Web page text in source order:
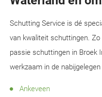
Schutting Service is dé
van kwaliteit schuttingen.
passie schuttingen in Broek
werkzaam in de
Ankeveen